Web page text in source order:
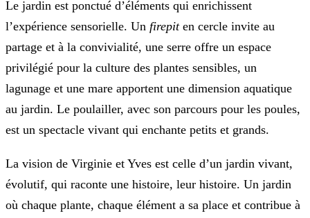
Le jardin est ponctué d’éléments qui enrichissent
l’expérience sensorielle. Un firepiten cercle invite au
partage et à la convivialité, une serre offre un espace
privilégié pour la culture des plantes sensibles, un
lagunage et une mare apportent une dimension aquatique
au jardin. Le poulailler, avec son parcours pour les poules,
est un spectacle vivant qui enchante petits et grands.
La vision de Virginie et Yves est celle d’un jardin vivant,
évolutif, qui raconte une histoire, leur histoire. Un jardin
où chaque plante, chaque élément a sa place et contribue à